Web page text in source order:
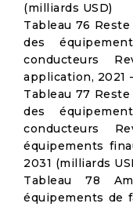
(milliards USD)
Tableau 76
des
conducteurs
application, 2021
Tableau 77
des
conducteurs
équipements
2031 (milliards
Tableau 78
équipements de